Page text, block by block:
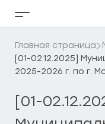
Кнопка
бокового
меню
Главная страница
[01-02.12.2025]
2025-2026 г. по г.
[01-